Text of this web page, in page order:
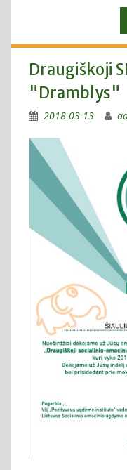
Draugiškoji
"Dramblys"
2018-03-13